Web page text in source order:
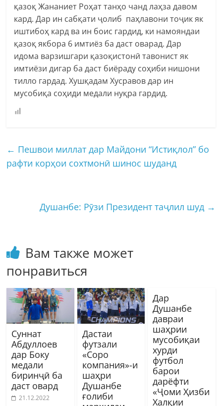
қазоқ Жананиет Роҳат танҳо чанд лаҳза давом
кард. Дар ин сабқати ҷолиб паҳлавони тоҷик як
иштибоҳ кард ва ин боис гардид, ки намояндаи
қазоқ якбора 6 имтиёз ба даст оварад. Дар
идома варзишгари қазоқистонӣ тавонист як
имтиёзи дигар ба даст биёраду соҳиби нишони
тилло гардад. Хушқадам Хусравов дар ин
мусобиқа соҳиди медали нуқра гардид.
← Пешвои миллат дар Майдони “Истиқлол” бо
рафти корҳои сохтмонӣ шинос шуданд
Душанбе: Рӯзи Президент таҷлил шуд →
Вам также может
понравиться
Суннат
Абдуллоев
дар Боку
медали
биринҷӣ ба
даст овард
21.12.2022
Дастаи
футзали
«Соро
компания»-и
шаҳри
Душанбе
ғолиби
Дар
Душанбе
давраи
шаҳрии
мусобиқаи
хурди
футбол
барои
дарёфти
«Ҷоми Ҳизби
Халқии